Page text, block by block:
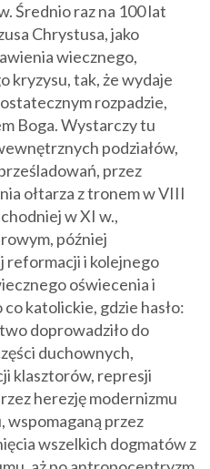
Średnio raz na 100 lat
Chrystusa, jako
wiecznego,
kryzysu, tak, że wydaje
rozpadzie,
Boga. Wystarczy tu
podziałów,
przez
ołtarza z tronem w VIII
w XI w.,
później
reformacji i kolejnego
oświecenia i
katolickie, gdzie hasło:
doprowadziło do
duchownych,
klasztorów, represji
herezję modernizmu
wspomaganą przez
wszelkich dogmatów z